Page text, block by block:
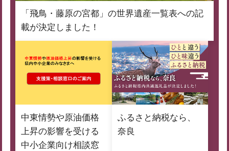
「飛鳥・藤原の宮都」の世界遺産一覧表への記
載が決定しました！
中東情勢や原油価格
上昇の影響を受ける
中小企業向け相談窓
ふるさと納税なら、
奈良